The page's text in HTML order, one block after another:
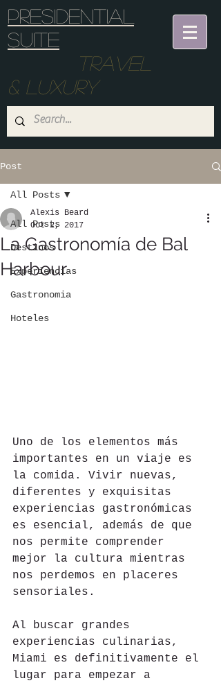
Presidential
suite
Travel
& Luxury
Post
All Posts
Destinos
Experiencias
Gastronomia
Hoteles
All Posts
La Gastronomía de Bal
Harbour
Alexis Beard
Oct 2, 2017
Uno de los elementos más
importantes en un viaje es
la comida. Vivir nuevas,
diferentes y exquisitas
experiencias gastronómicas
es esencial, además de que
nos permite comprender
mejor la cultura mientras
nos perdemos en placeres
sensoriales.
Al buscar grandes
experiencias culinarias,
Miami es definitivamente el
lugar para empezar a